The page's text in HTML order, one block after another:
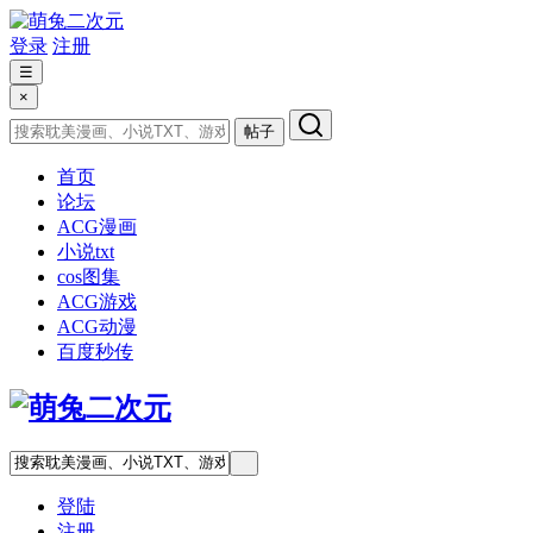
登录 注册
☰
×
帖子
首页
论坛
ACG漫画
小说txt
cos图集
ACG游戏
ACG动漫
百度秒传
登陆